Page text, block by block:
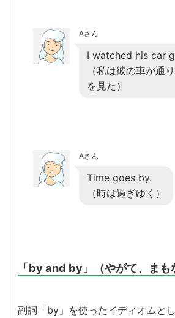
Aさん
I watched his car
（私は彼の車が通
を見た）
Aさん
Time goes by.
（時は過ぎゆく）
「by and by」（やがて、まも
副詞「by」を使ったイディオムとし